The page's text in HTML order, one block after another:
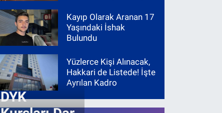
Kayıp Olarak Aranan 17
Yaşındaki İshak
Bulundu
Yüzlerce Kişi Alınacak,
Hakkari de Listede! İşte
Ayrılan Kadro
DYK